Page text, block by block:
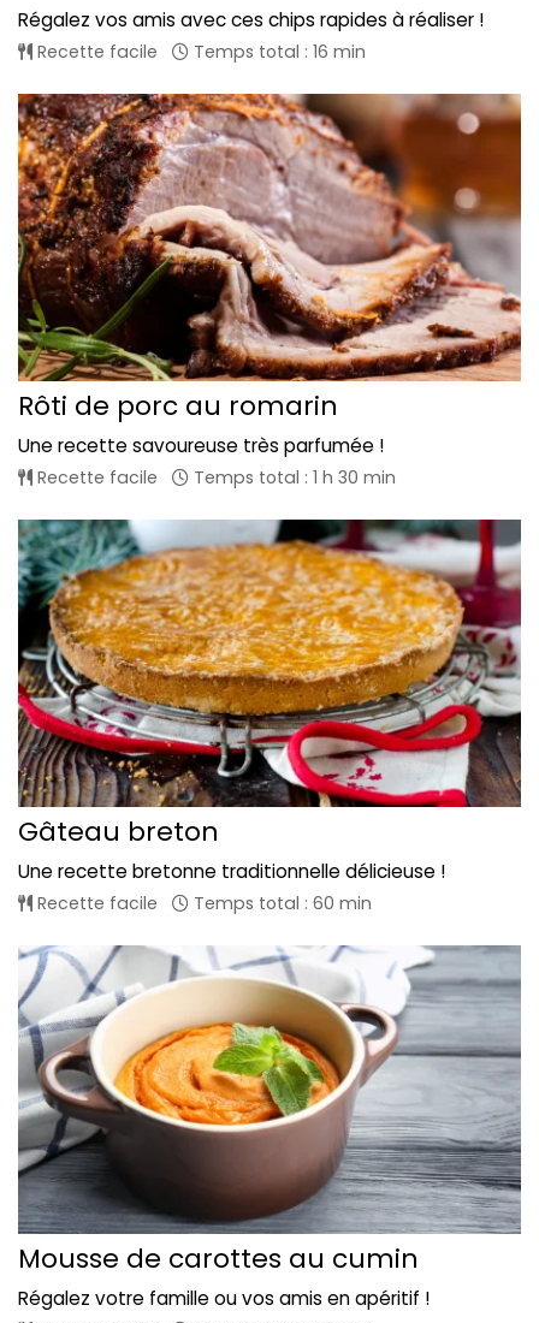
Régalez vos amis avec ces chips rapides à réaliser !
Recette facile Temps total : 16 min
Rôti de porc au romarin
Une recette savoureuse très parfumée !
Recette facile Temps total : 1 h 30 min
Gâteau breton
Une recette bretonne traditionnelle délicieuse !
Recette facile Temps total : 60 min
Mousse de carottes au cumin
Régalez votre famille ou vos amis en apéritif !